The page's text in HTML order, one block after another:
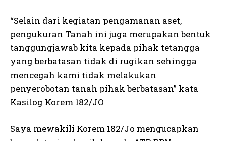
“Selain dari kegiatan pengamanan aset,
pengukuran Tanah ini juga merupakan bentuk
tanggungjawab kita kepada pihak tetangga
yang berbatasan tidak di rugikan sehingga
mencegah kami tidak melakukan
penyerobotan tanah pihak berbatasan” kata
Kasilog Korem 182/JO
Saya mewakili Korem 182/Jo mengucapkan